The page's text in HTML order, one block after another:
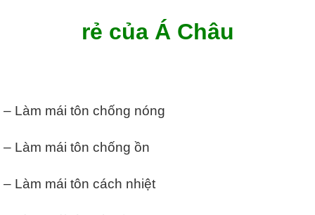
rẻ của Á Châu
– Làm mái tôn chống nóng
– Làm mái tôn chống ồn
– Làm mái tôn cách nhiệt